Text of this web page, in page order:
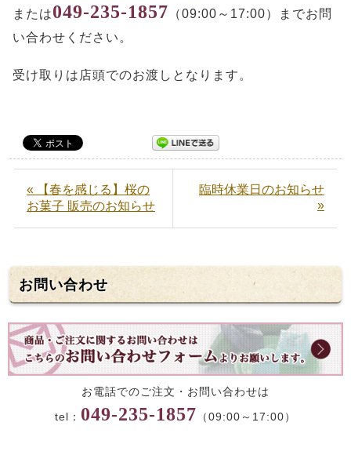
または049-235-1857 （09:00～17:00）までお問
い合わせください。
受け取りは店頭でのお渡しとなります。
« 【春を感じる】桜の
お菓子 販売のお知らせ
臨時休業日のお知らせ
»
お問い合わせ
お電話でのご注文・お問い合わせは
tel： 049-235-1857 （09:00～17:00）